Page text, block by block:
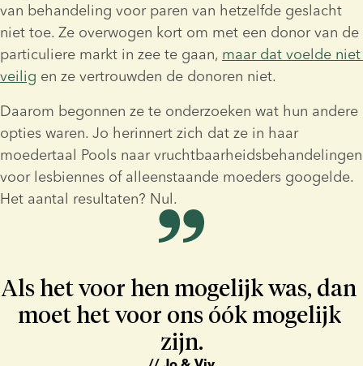
van behandeling voor paren van hetzelfde geslacht
niet toe. Ze overwogen kort om met een donor van de
particuliere markt in zee te gaan, maar dat voelde niet
veilig en ze vertrouwden de donoren niet.
Daarom begonnen ze te onderzoeken wat hun andere
opties waren. Jo herinnert zich dat ze in haar
moedertaal Pools naar vruchtbaarheidsbehandelingen
voor lesbiennes of alleenstaande moeders googelde.
Het aantal resultaten? Nul.
Als het voor hen mogelijk was, dan
moet het voor ons óók mogelijk
zijn.